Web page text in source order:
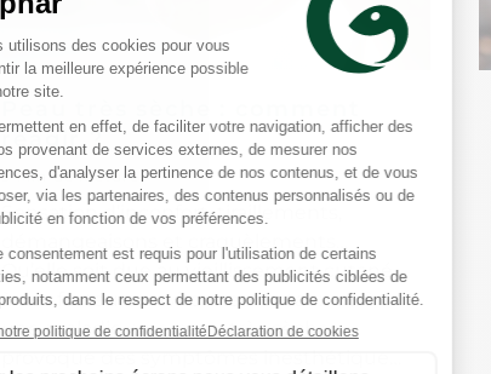
réagir ?
9 Min de lecture
Sensation d’inconfort, tiraillements,
démangeaisons et craquèlements…
Qu’elle soit due au vieillissement cutané,
à des facteurs environnementaux ou à
une maladie, une peau très sèche